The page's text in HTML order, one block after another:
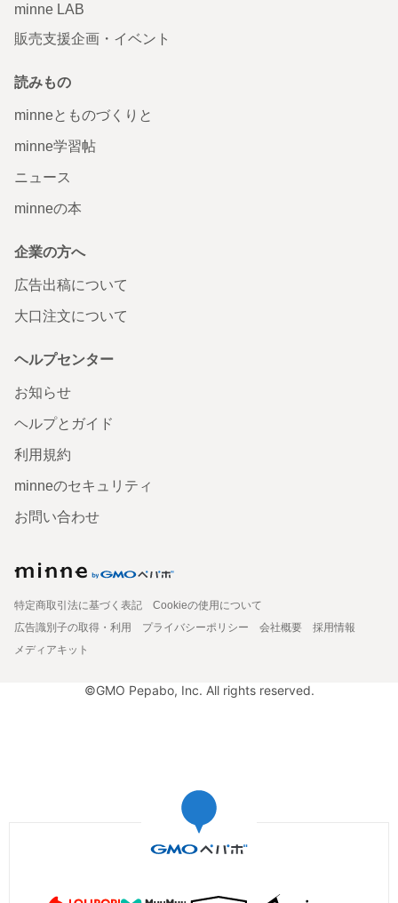
minne LAB
販売支援企画・イベント
読みもの
minneとものづくりと
minne学習帖
ニュース
minneの本
企業の方へ
広告出稿について
大口注文について
ヘルプセンター
お知らせ
ヘルプとガイド
利用規約
minneのセキュリティ
お問い合わせ
特定商取引法に基づく表記
Cookieの使用について
広告識別子の取得・利用
プライバシーポリシー 会社概要
採用情報
メディアキット
©GMO Pepabo, Inc. All rights reserved.